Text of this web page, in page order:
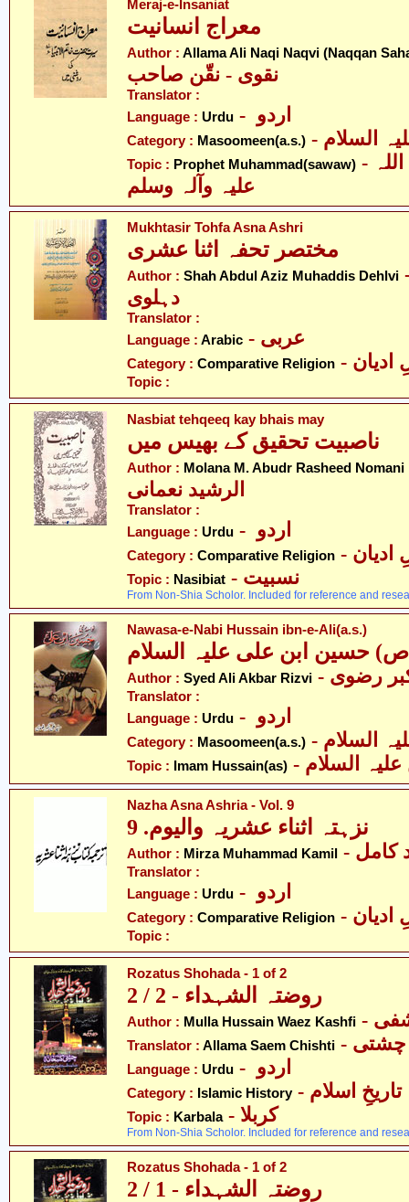
Meraj-e-Insaniat
Author : Allama Ali Naqi Naqvi (Naqqan
نقوی - نقّن صاحب
Translator :
Language : Urdu
Category : Masoomeen(a.s.)
Topic : Prophet Muhammad(sawaw) - حضرت محمد صلی اللہ
علیہ وآلہ وسلم
Mukhtasir Tohfa Asna Ashri
مختصر تحفہ اثنا عشری
Author : Shah Abdul Aziz Muhaddis Dehlvi
دہلوی
Translator :
Language : Arabic - عربی
Category : Comparative Religion ادیان
Topic :
Nasbiat tehqeeq kay bhais may
Author : Molana M. Abudr Rasheed Nomani
الرشید نعمانی
Translator :
Language : Urdu
Category : Comparative Religion ادیان
Topic : Nasibiat - نسبیت
From Non-Shia Scholor. Included for reference and
Nawasa-e-Nabi Hussain ibn-e-Ali(a.s.)
حسین ابن علی علیہ السلام
Author : Syed Ali Akbar Rizvi رضوی
Translator :
Language : Urdu
Category : Masoomeen(a.s.)
Topic : Imam Hussain(as) السلام
Nazha Asna Ashria - Vol. 9
نزہتہ اثناء عشریہ والیوم. 9
Author : Mirza Muhammad Kamil کامل
Translator :
Language : Urdu
Category : Comparative Religion ادیان
Topic :
Rozatus Shohada - 1 of 2
روضتہ الشہداء - 2 / 2
Author : Mulla Hussain Waez Kashfi
Translator : Allama Saem Chishti چشتی
Language : Urdu
Category : Islamic History - تاریخِ اسلام
Topic : Karbala - کربلا
From Non-Shia Scholor. Included for reference and
Rozatus Shohada - 1 of 2
روضتہ الشہداء - 1 / 2